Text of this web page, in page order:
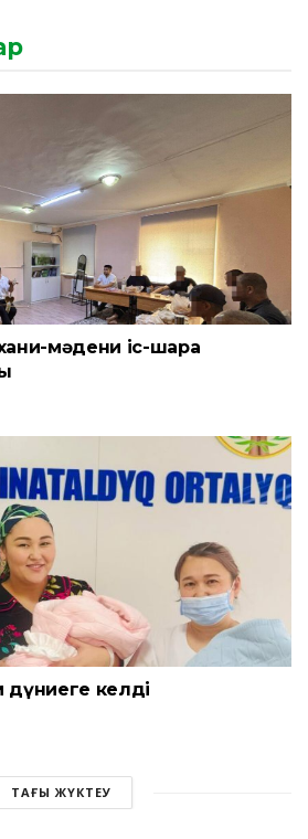
мәдени іс-шара
келді
ТАҒЫ ЖҮКТЕУ